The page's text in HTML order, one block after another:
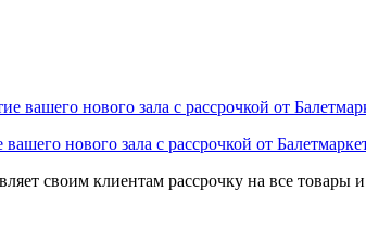
нового зала с рассрочкой от
своим клиентам рассрочку на все товары